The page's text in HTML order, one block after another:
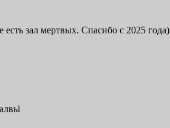
зал мертвых. Спасибо с 2025 года)